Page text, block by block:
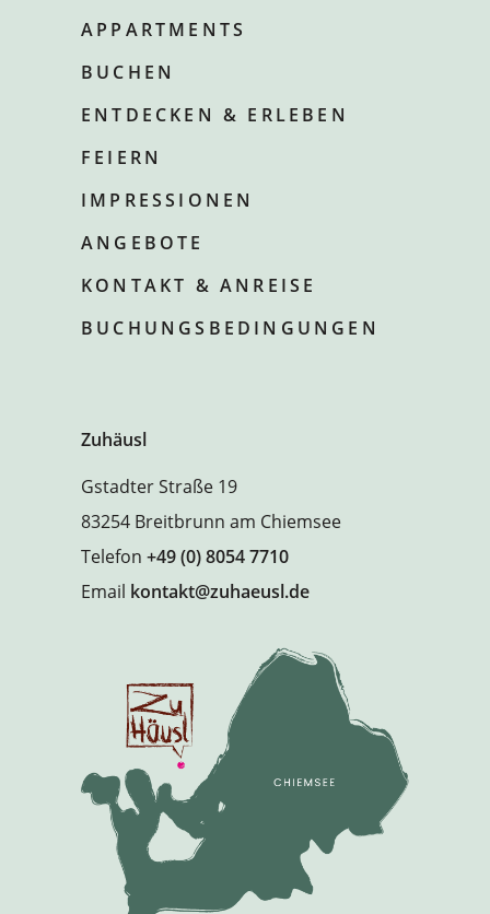
APPARTMENTS
BUCHEN
ENTDECKEN & ERLEBEN
FEIERN
IMPRESSIONEN
ANGEBOTE
KONTAKT & ANREISE
BUCHUNGSBEDINGUNGEN
Zuhäusl
Gstadter Straße 19
83254 Breitbrunn am Chiemsee
Telefon +49 (0) 8054 7710
Email kontakt@zuhaeusl.de